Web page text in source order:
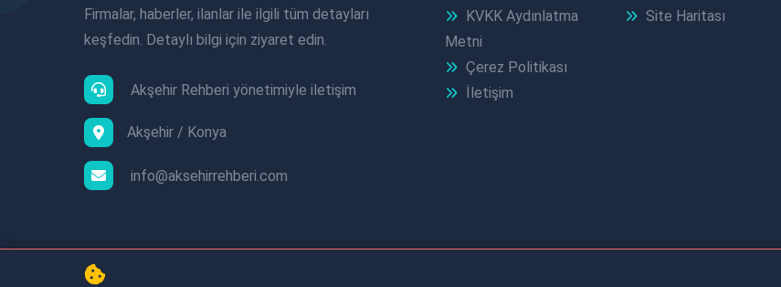
Firmalar, haberler, ilanlar ile ilgili tüm detayları
keşfedin. Detaylı bilgi için ziyaret edin.
Akşehir Rehberi yönetimiyle iletişim
Akşehir / Konya
info@aksehirrehberi.com
KVKK Aydınlatma
Metni
Çerez Politikası
İletişim
Site Haritası